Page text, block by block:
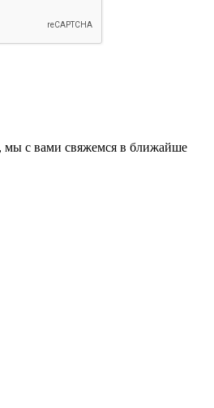
мы с вами свяжемся в ближайше